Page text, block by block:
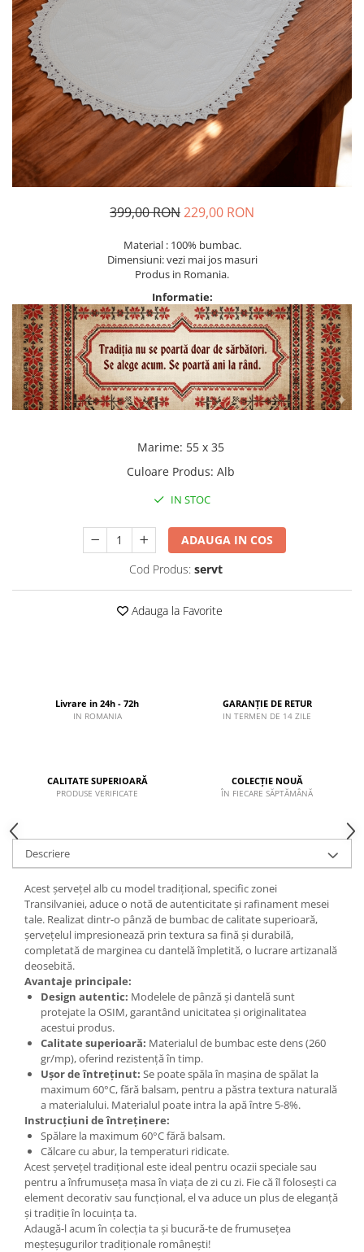
Tricouri
Treninguri
Ii traditionale
Rochii traditionale
Rochii Elegante
Costume populare
Fote & Catrinte
Jucarii
399,00 RON229,00 RON
Material : 100% bumbac.
Dimensiuni: vezi mai jos masuri
Produs in Romania.
Informatie:
Marime: 55 x 35
Culoare Produs: Alb
IN STOC
ADAUGA IN COS
Cod Produs: servt
Adauga la Favorite
Livrare in 24h - 72h
IN ROMANIA
GARANȚIE DE RETUR
IN TERMEN DE 14 ZILE
CALITATE SUPERIOARĂ
PRODUSE VERIFICATE
COLECȚIE NOUĂ
ÎN FIECARE SĂPTĂMÂNĂ
Descriere
Acest șervețel alb cu model tradițional, specific zonei
Transilvaniei, aduce o notă de autenticitate și rafinament mesei
tale. Realizat dintr-o pânză de bumbac de calitate superioară,
șervețelul impresionează prin textura sa fină și durabilă,
completată de marginea cu dantelă împletită, o lucrare artizanală
deosebită.
Avantaje principale:
Design autentic: Modelele de pânză și dantelă sunt
protejate la OSIM, garantând unicitatea și originalitatea
acestui produs.
Calitate superioară: Materialul de bumbac este dens (260
gr/mp), oferind rezistență în timp.
Ușor de întreținut: Se poate spăla în mașina de spălat la
maximum 60°C, fără balsam, pentru a păstra textura naturală
a materialului. Materialul poate intra la apă între 5-8%.
Instrucțiuni de întreținere:
Spălare la maximum 60°C fără balsam.
Călcare cu abur, la temperaturi ridicate.
Acest șervețel tradițional este ideal pentru ocazii speciale sau
pentru a înfrumuseța masa în viața de zi cu zi. Fie că îl folosești ca
element decorativ sau funcțional, el va aduce un plus de eleganță
și tradiție în locuința ta.
Adaugă-l acum în colecția ta și bucură-te de frumusețea
meșteșugurilor tradiționale românești!